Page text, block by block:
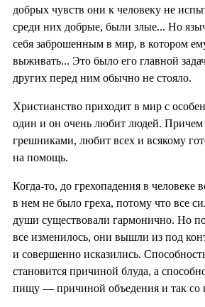
добрых чувств они к человеку не
среди них добрые, были злые... Но
себя заброшенным в мир, в котором
выживать... Это было его главной
других перед ним обычно не стояло.
Христианство приходит в мир с
один и он очень любит людей.
грешниками, любит всех и всякому
на помощь.
Когда-то, до грехопадения в человеке
в нем не было греха, потому что все
души существовали гармонично. Но
все изменилось, они вышли из под
и совершенно исказились.
становится причиной блуда, а
пищу — причиной объедения и так со